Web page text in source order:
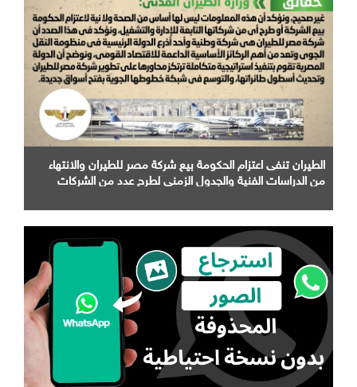
الطيران تنفى اعتزام الحكومة بيع شركة مصر للطيران والانتهاء
من الدراسات الفنية والجدول الزمني لطرح عدد من الشركات